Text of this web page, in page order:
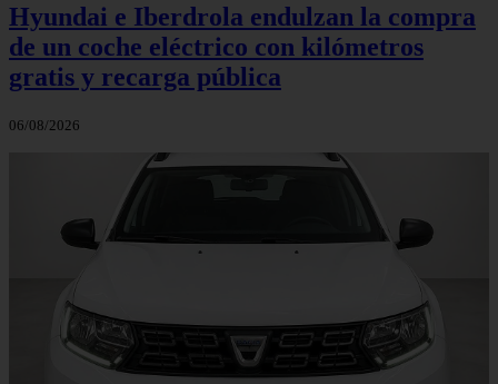
Hyundai e Iberdrola endulzan la compra
de un coche eléctrico con kilómetros
gratis y recarga pública
06/08/2026